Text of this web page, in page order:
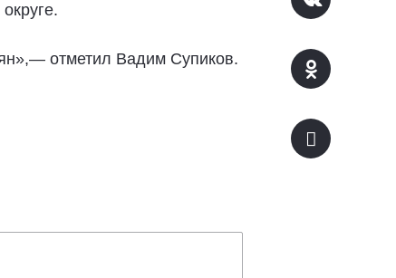
отметил Вадим Супиков.